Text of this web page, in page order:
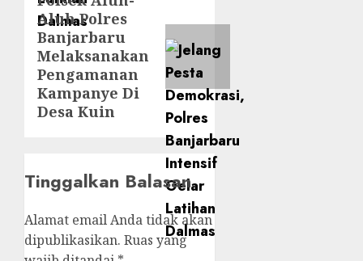
Aluh Polres
Banjarbaru
Melaksanakan
Pengamanan
Kampanye Di
Desa Kuin
Tinggalkan Balasan
Alamat email Anda tidak akan
dipublikasikan. Ruas yang